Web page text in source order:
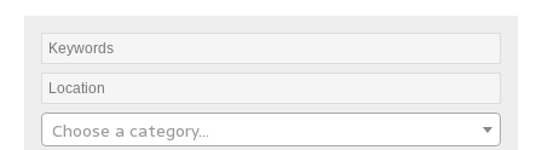
Choose a category…